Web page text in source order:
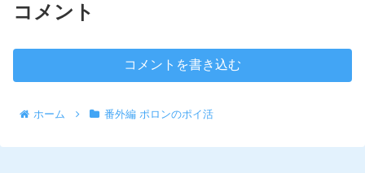
コメント
コメントを書き込む
ホーム 番外編 ポロンのポイ活